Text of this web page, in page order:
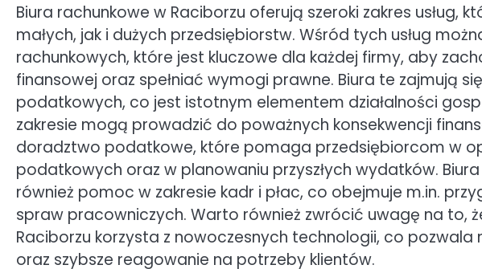
Biura rachunkowe w Raciborzu oferują szeroki zakres usług,
małych, jak i dużych przedsiębiorstw. Wśród tych usług
rachunkowych, które jest kluczowe dla każdej firmy, aby
finansowej oraz spełniać wymogi prawne. Biura te zajmują
podatkowych, co jest istotnym elementem działalności
zakresie mogą prowadzić do poważnych konsekwencji
doradztwo podatkowe, które pomaga przedsiębiorcom w
podatkowych oraz w planowaniu przyszłych wydatków.
również pomoc w zakresie kadr i płac, co obejmuje m.in.
spraw pracowniczych. Warto również zwrócić uwagę na to,
Raciborzu korzysta z nowoczesnych technologii, co
oraz szybsze reagowanie na potrzeby klientów.